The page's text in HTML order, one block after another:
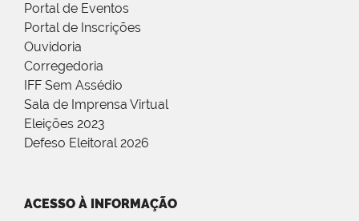
Portal de Eventos
Portal de Inscrições
Ouvidoria
Corregedoria
IFF Sem Assédio
Sala de Imprensa Virtual
Eleições 2023
Defeso Eleitoral 2026
ACESSO À INFORMAÇÃO